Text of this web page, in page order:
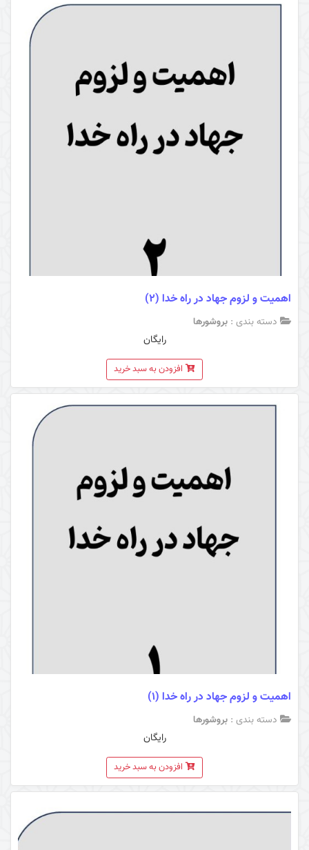
اهمیت و لزوم جهاد در راه خدا (2)
دسته بندی : بروشورها
رایگان
افزودن به سبد خرید
اهمیت و لزوم جهاد در راه خدا (1)
دسته بندی : بروشورها
رایگان
افزودن به سبد خرید